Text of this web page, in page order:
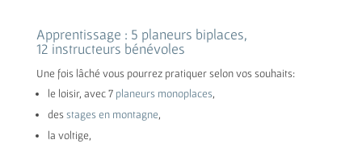
Apprentissage : 5 planeurs biplaces,
12 instructeurs bénévoles
Une fois lâché vous pourrez pratiquer selon vos souhaits:
le loisir, avec 7 planeurs monoplaces,
desstages en montagne,
la voltige,